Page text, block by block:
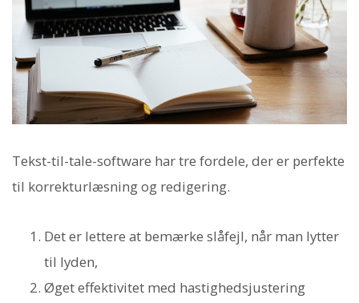
Tekst-til-tale-software har tre fordele, der er perfekte
til korrekturlæsning og redigering.
Det er lettere at bemærke slåfejl, når man lytter
til lyden,
Øget effektivitet med hastighedsjustering